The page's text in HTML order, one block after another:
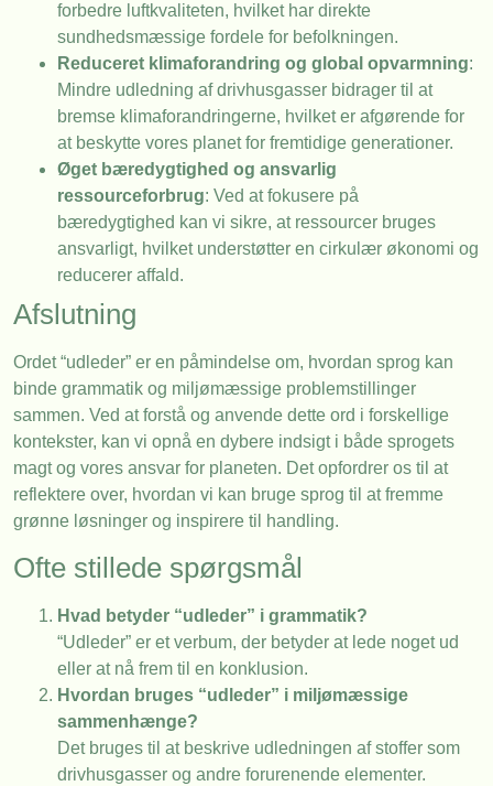
forbedre luftkvaliteten, hvilket har direkte
sundhedsmæssige fordele for befolkningen.
Reduceret klimaforandring og global opvarmning:
Mindre udledning af drivhusgasser bidrager til at
bremse klimaforandringerne, hvilket er afgørende for
at beskytte vores planet for fremtidige generationer.
Øget bæredygtighed og ansvarlig
ressourceforbrug: Ved at fokusere på
bæredygtighed kan vi sikre, at ressourcer bruges
ansvarligt, hvilket understøtter en cirkulær økonomi og
reducerer affald.
Afslutning
Ordet “udleder” er en påmindelse om, hvordan sprog kan
binde grammatik og miljømæssige problemstillinger
sammen. Ved at forstå og anvende dette ord i forskellige
kontekster, kan vi opnå en dybere indsigt i både sprogets
magt og vores ansvar for planeten. Det opfordrer os til at
reflektere over, hvordan vi kan bruge sprog til at fremme
grønne løsninger og inspirere til handling.
Ofte stillede spørgsmål
Hvad betyder “udleder” i grammatik?
“Udleder” er et verbum, der betyder at lede noget ud
eller at nå frem til en konklusion.
Hvordan bruges “udleder” i miljømæssige
sammenhænge?
Det bruges til at beskrive udledningen af stoffer som
drivhusgasser og andre forurenende elementer.